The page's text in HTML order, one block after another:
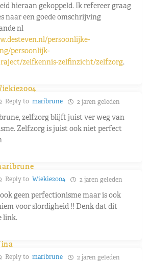
hieraan gekoppeld. Ik refereer graag
naar een goede omschrijving
nl
persoonlijke-
persoonlijk-
zelfkennis-zelfinzicht/zelfzorg.
Reply to maribrune 2 jaren geleden
zelfzorg blijft juist ver weg van
Zelfzorg is juist ook niet perfect
Reply to Wiekie2004 2 jaren geleden
geen perfectionisme maar is ook
voor slordigheid !! Denk dat dit
link.
Reply to maribrune 2 jaren geleden